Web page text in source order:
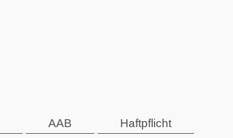
AAB Haftpflicht